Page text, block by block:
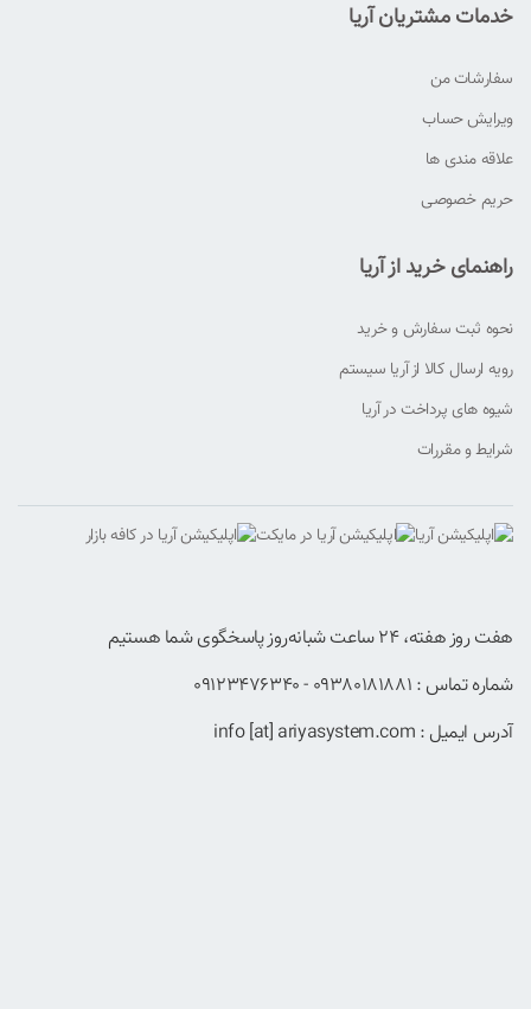
خدمات مشتریان آریا
سفارشات من
ویرایش حساب
علاقه مندی ها
حریم خصوصی
راهنمای خرید از آریا
نحوه ثبت سفارش و خرید
رویه ارسال کالا از آریا سیستم
شیوه های پرداخت در آریا
شرایط و مقررات
هفت روز هفته، ۲۴ ساعت شبانه‌روز پاسخگوی شما هستیم
شماره تماس : 09380181881 - 09123476340
آدرس ایمیل : info [at] ariyasystem.com